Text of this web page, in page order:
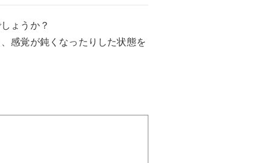
ょうか？
感覚が鈍くなったりした状態を